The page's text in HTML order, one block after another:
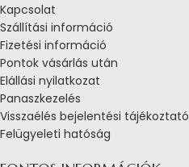
Kapcsolat
Szállítási információ
Fizetési információ
Pontok vásárlás után
Elállási nyilatkozat
Panaszkezelés
Visszaélés bejelentési tájékoztató
Felügyeleti hatóság